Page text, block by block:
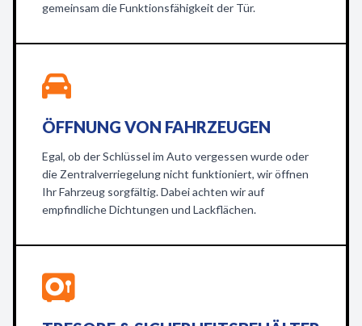
gemeinsam die Funktionsfähigkeit der Tür.
ÖFFNUNG VON FAHRZEUGEN
Egal, ob der Schlüssel im Auto vergessen wurde oder
die Zentralverriegelung nicht funktioniert, wir öffnen
Ihr Fahrzeug sorgfältig. Dabei achten wir auf
empfindliche Dichtungen und Lackflächen.